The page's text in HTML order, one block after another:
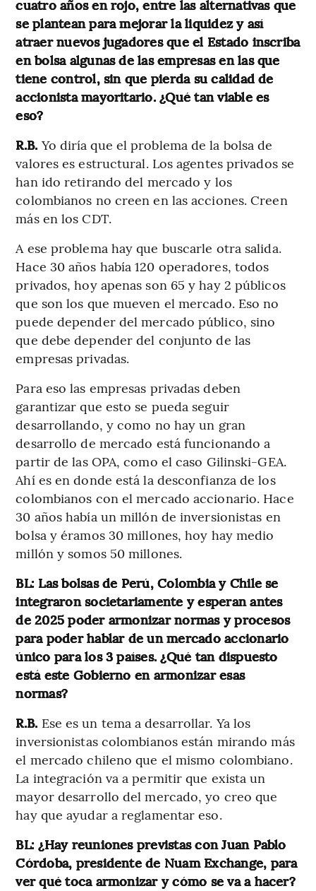
cuatro años en rojo, entre las alternativas que
se plantean para mejorar la liquidez y así
atraer nuevos jugadores que el Estado inscriba
en bolsa algunas de las empresas en las que
tiene control, sin que pierda su calidad de
accionista mayoritario. ¿Qué tan viable es
eso?
R.B. Yo diría que el problema de la bolsa de
valores es estructural. Los agentes privados se
han ido retirando del mercado y los
colombianos no creen en las acciones. Creen
más en los CDT.
A ese problema hay que buscarle otra salida.
Hace 30 años había 120 operadores, todos
privados, hoy apenas son 65 y hay 2 públicos
que son los que mueven el mercado. Eso no
puede depender del mercado público, sino
que debe depender del conjunto de las
empresas privadas.
Para eso las empresas privadas deben
garantizar que esto se pueda seguir
desarrollando, y como no hay un gran
desarrollo de mercado está funcionando a
partir de las OPA, como el caso Gilinski-GEA.
Ahí es en donde está la desconfianza de los
colombianos con el mercado accionario. Hace
30 años había un millón de inversionistas en
bolsa y éramos 30 millones, hoy hay medio
millón y somos 50 millones.
BL: Las bolsas de Perú, Colombia y Chile se
integraron societariamente y esperan antes
de 2025 poder armonizar normas y procesos
para poder hablar de un mercado accionario
único para los 3 países. ¿Qué tan dispuesto
está este Gobierno en armonizar esas
normas?
R.B. Ese es un tema a desarrollar. Ya los
inversionistas colombianos están mirando más
el mercado chileno que el mismo colombiano.
La integración va a permitir que exista un
mayor desarrollo del mercado, yo creo que
hay que ayudar a reglamentar eso.
BL: ¿Hay reuniones previstas con Juan Pablo
Córdoba, presidente de Nuam Exchange, para
ver qué toca armonizar y cómo se va a hacer?